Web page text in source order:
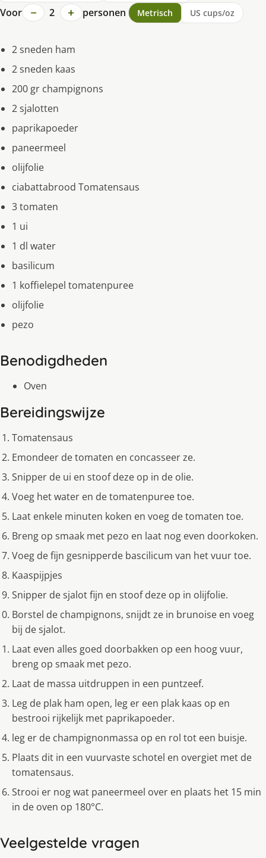
Voor − 2 + personen Metrisch US cups/oz
2 sneden ham
2 sneden kaas
200 gr champignons
2 sjalotten
paprikapoeder
paneermeel
olijfolie
ciabattabrood Tomatensaus
3 tomaten
1 ui
1 dl water
basilicum
1 koffielepel tomatenpuree
olijfolie
pezo
Benodigdheden
Oven
Bereidingswijze
Tomatensaus
Emondeer de tomaten en concasseer ze.
Snipper de ui en stoof deze op in de olie.
Voeg het water en de tomatenpuree toe.
Laat enkele minuten koken en voeg de tomaten toe.
Breng op smaak met pezo en laat nog even doorkoken.
Voeg de fijn gesnipperde bascilicum van het vuur toe.
Kaaspijpjes
Snipper de sjalot fijn en stoof deze op in olijfolie.
Borstel de champignons, snijdt ze in brunoise en voeg
bij de sjalot.
Laat even alles goed doorbakken op een hoog vuur,
breng op smaak met pezo.
Laat de massa uitdruppen in een puntzeef.
Leg de plak ham open, leg er een plak kaas op en
bestrooi rijkelijk met paprikapoeder.
leg er de champignonmassa op en rol tot een buisje.
Plaats dit in een vuurvaste schotel en overgiet met de
tomatensaus.
Strooi er nog wat paneermeel over en plaats het 15 min
in de oven op 180°C.
Veelgestelde vragen